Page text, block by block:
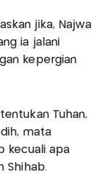
jika, Najwa
ia jalani
kepergian
Tuhan,
mata
kecuali apa
Shihab.